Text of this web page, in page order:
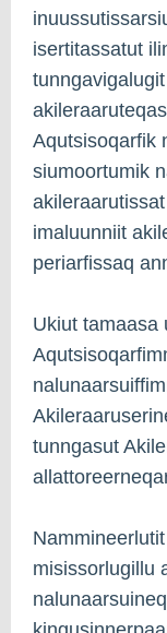
isertitassatut
Aqutsisoqarfik
siumoortumik
imaluunniit
periarfissaq
Ukiut tamaasa
tunngasut
misissorlugillu